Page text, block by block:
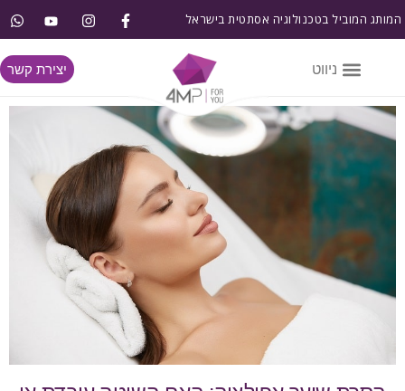
המותג המוביל בטכנולוגיה אסתטית בישראל
יצירת קשר